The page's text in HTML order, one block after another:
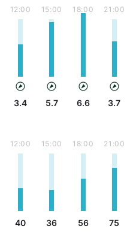
12:00
3.4
15:00
5.7
18:00
6.6
21:00
3.7
12:00
40
15:00
36
18:00
56
21:00
75